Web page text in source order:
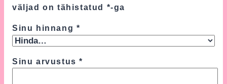
väljad on tähistatud *-ga
Sinu hinnang *
Sinu arvustus*